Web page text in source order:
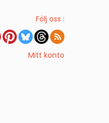
Följ oss :
Mitt konto